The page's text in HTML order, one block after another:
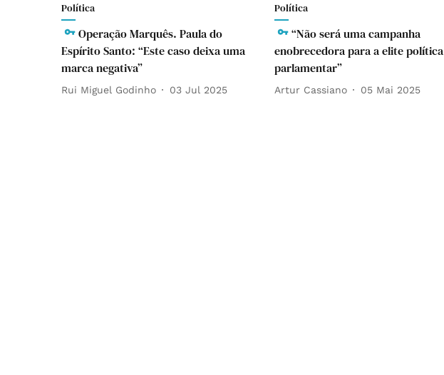
Política
Operação Marquês. Paula do
Espírito Santo: “Este caso deixa uma
marca negativa”
Rui Miguel Godinho 03 Jul 2025
Política
“Não será uma campanha
enobrecedora para a elite política
parlamentar”
Artur Cassiano 05 Mai 2025